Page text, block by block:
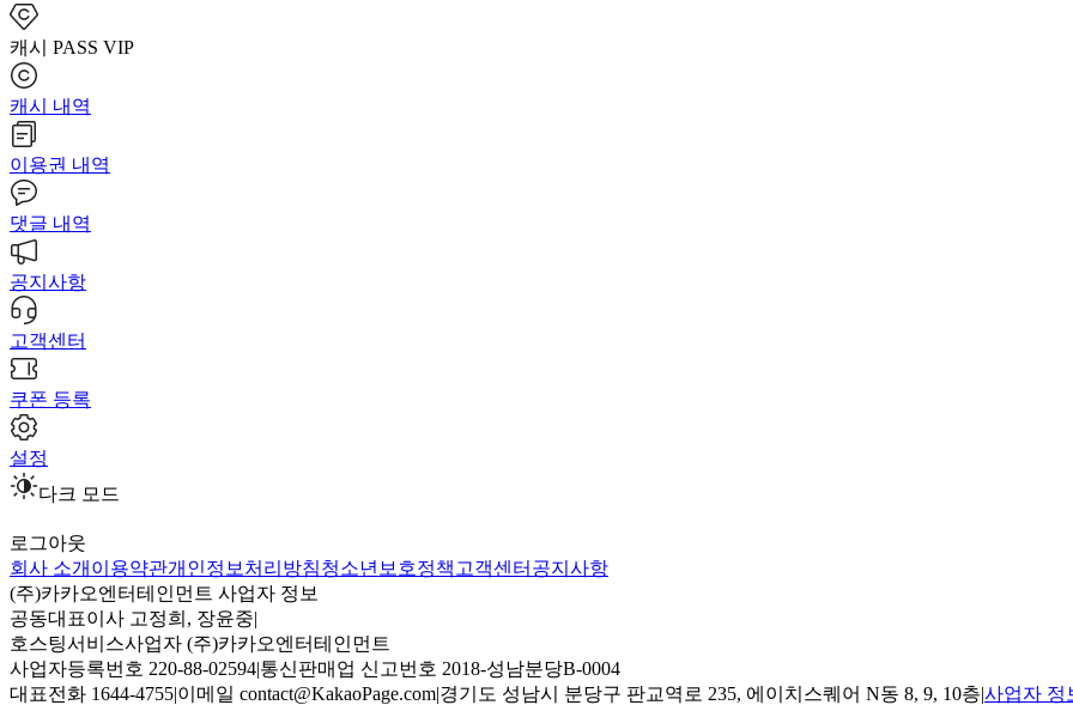
캐시 PASS VIP
캐시 내역
이용권 내역
댓글 내역
공지사항
고객센터
쿠폰 등록
설정
다크 모드
로그아웃
회사 소개 이용약관개인정보처리방침청소년보호정책 고객센터 공지사항
(주)카카오엔터테인먼트 사업자 정보
공동대표이사 고정희, 장윤중|
호스팅서비스사업자 (주)카카오엔터테인먼트
사업자등록번호 220-88-02594|통신판매업 신고번호 2018-성남분당B-0004
대표전화 1644-4755|이메일 contact@KakaoPage.com|경기도 성남시 분당구 판교역로 235, 에이치스퀘어 N동 8, 9, 10층|사업자 정